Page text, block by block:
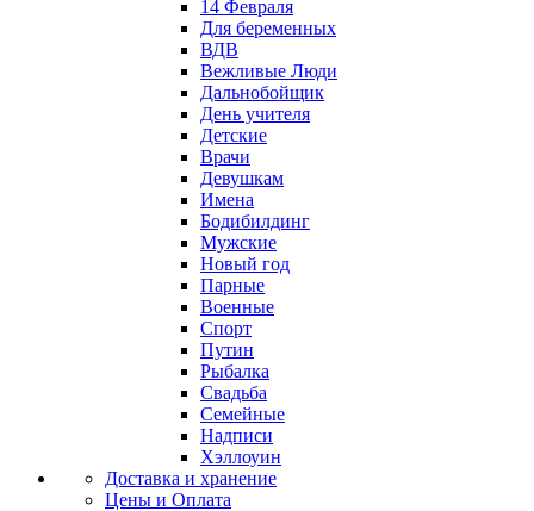
14 Февраля
Для беременных
ВДВ
Вежливые Люди
Дальнобойщик
День учителя
Детские
Врачи
Девушкам
Имена
Бодибилдинг
Мужские
Новый год
Парные
Военные
Спорт
Путин
Рыбалка
Свадьба
Семейные
Надписи
Хэллоуин
Доставка и хранение
Цены и Оплата